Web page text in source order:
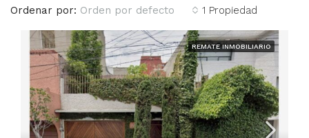
1 Propiedad
Ordenar por: Orden por defecto
REMATE INMOBILIARIO